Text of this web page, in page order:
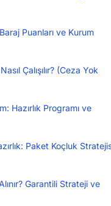
Puanları ve Kurum
Çalışılır? (Ceza Yok
Hazırlık Programı ve
Paket Koçluk
Garantili Strateji ve